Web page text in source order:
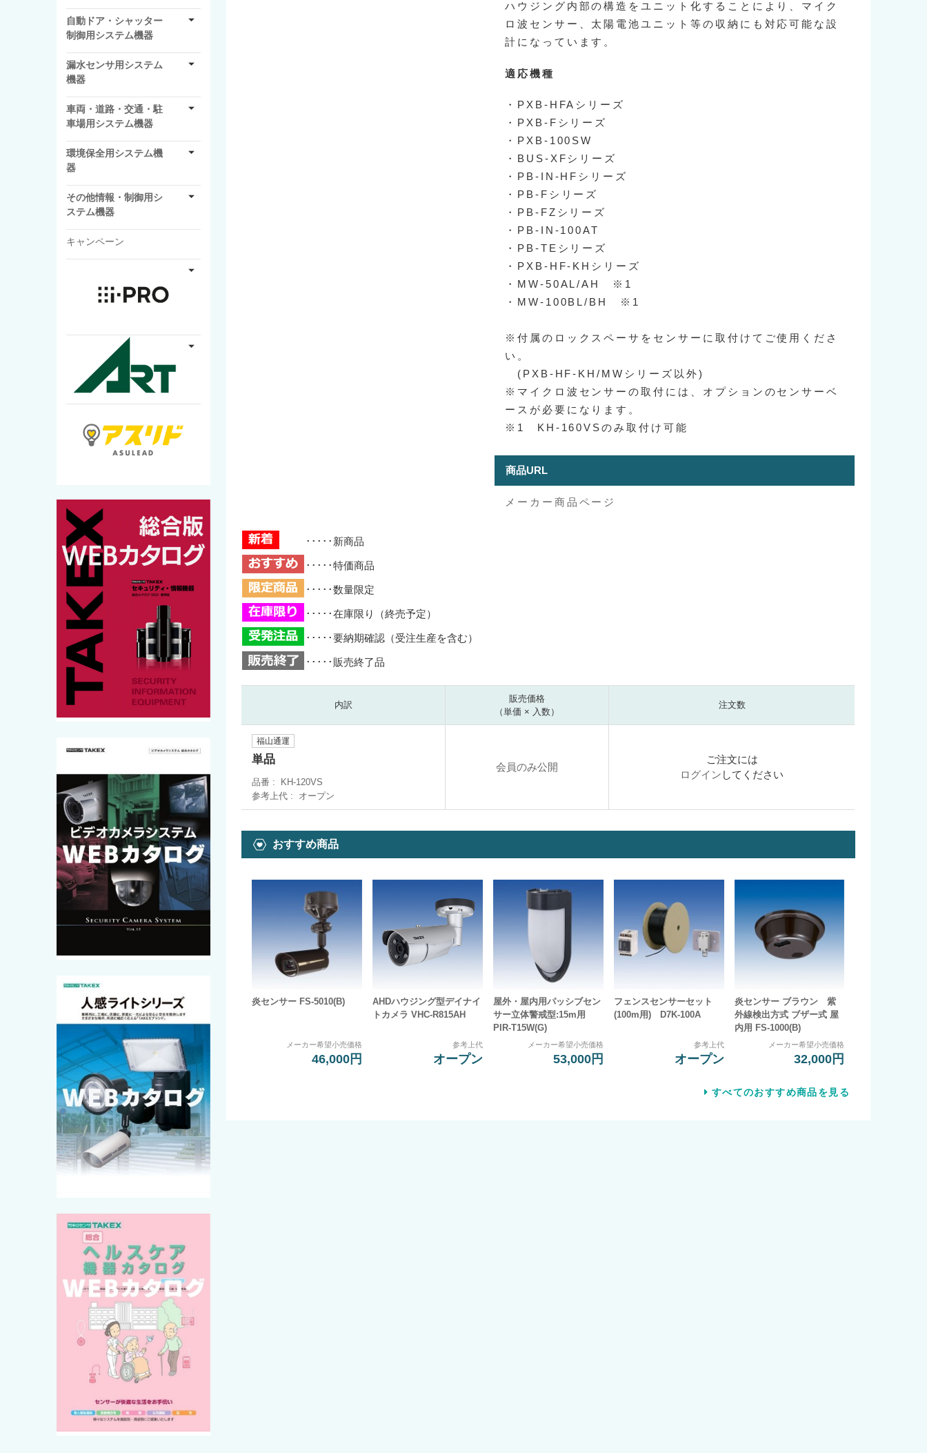
ハウジング内部の構造をユニット化することにより、マイク
ロ波センサー、太陽電池ユニット等の収納にも対応可能な設
計になっています。
適応機種
・PXB-HFAシリーズ
・PXB-Fシリーズ
・PXB-100SW
・BUS-XFシリーズ
・PB-IN-HFシリーズ
・PB-Fシリーズ
・PB-FZシリーズ
・PB-IN-100AT
・PB-TEシリーズ
・PXB-HF-KHシリーズ
・MW-50AL/AH ※1
・MW-100BL/BH ※1
※付属のロックスペーサをセンサーに取付けてご使用くださ
い。
(PXB-HF-KH/MWシリーズ以外)
※マイクロ波センサーの取付には、オプションのセンサーベ
ースが必要になります。
※1 KH-160VSのみ取付け可能
商品URL
メーカー商品ページ
･････新商品
･････特価商品
･････数量限定
･････在庫限り（終売予定）
･････要納期確認（受注生産を含む）
･････販売終了品
内訳
販売価格
（単価 × 入数）
注文数
福山通運
単品
品番
KH-120VS
参考上代
オープン
会員のみ公開
ご注文には
ログイン してください
おすすめ商品
炎センサー FS-5010(B)
メーカー希望小売価格
46,000円
AHDハウジング型デイナイ
トカメラ VHC-R815AH
参考上代
オープン
屋外・屋内用パッシブセン
サー立体警戒型:15m用
PIR-T15W(G)
メーカー希望小売価格
53,000円
フェンスセンサーセット
(100m用) D7K-100A
参考上代
オープン
炎センサー ブラウン 紫
外線検出方式 ブザー式 屋
内用 FS-1000(B)
メーカー希望小売価格
32,000円
すべてのおすすめ商品を見る
自動ドア・シャッター
制御用システム機器
漏水センサ用システム
機器
車両・道路・交通・駐
車場用システム機器
環境保全用システム機
器
その他情報・制御用シ
ステム機器
キャンペーン